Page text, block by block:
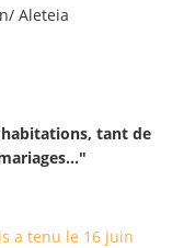
Aleteia
tant de
a tenu le 16 juin